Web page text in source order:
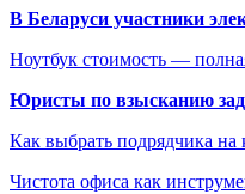
В Беларуси участники
Ноутбук стоимость —
Юристы по взысканию
Как выбрать подрядчика на
Чистота офиса как